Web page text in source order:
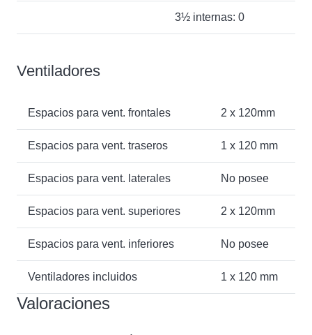
3½ internas: 0
Ventiladores
Espacios para vent. frontales 2 x 120mm
Espacios para vent. traseros 1 x 120 mm
Espacios para vent. laterales No posee
Espacios para vent. superiores 2 x 120mm
Espacios para vent. inferiores No posee
Ventiladores incluidos 1 x 120 mm
Valoraciones